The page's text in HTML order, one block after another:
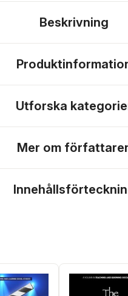
Beskrivning
Utforska
Mer om